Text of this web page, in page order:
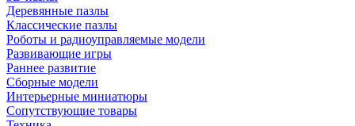
Деревянные пазлы
Классические пазлы
Роботы и радиоуправляемые модели
Развивающие игры
Раннее развитие
Сборные модели
Интерьерные миниатюры
Сопутствующие товары